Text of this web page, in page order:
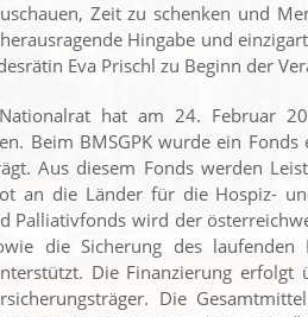
Zeit zu schenken und
Hingabe und
Eva Prischl zu Beginn der
hat am 24. Februar
Beim BMSGPK wurde ein
Aus diesem Fonds werden
an die Länder für die Hospiz-
Palliativfonds wird der
die Sicherung des laufenden
Die Finanzierung
Die